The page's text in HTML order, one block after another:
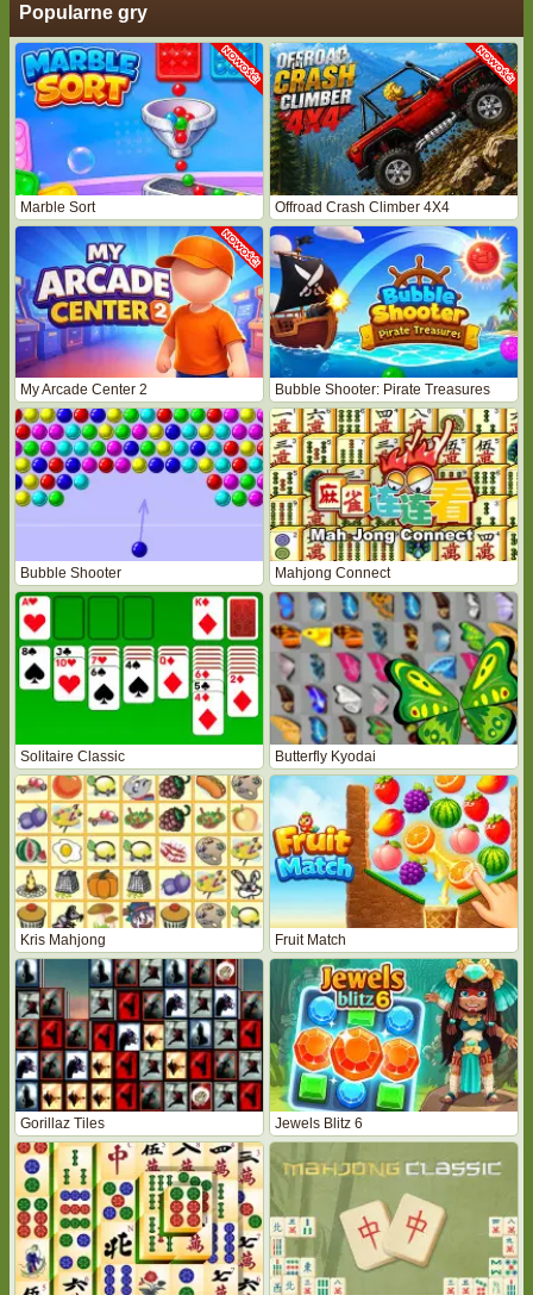
Popularne gry
Marble Sort Offroad Crash Climber 4X4
My Arcade Center 2 Bubble Shooter: Pirate Treasures
Bubble Shooter Mahjong Connect
Solitaire Classic Butterfly Kyodai
Kris Mahjong Fruit Match
Gorillaz Tiles Jewels Blitz 6